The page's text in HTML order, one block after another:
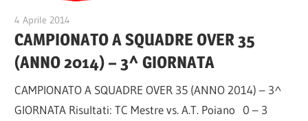
4 Aprile 2014
CAMPIONATO A SQUADRE OVER 35
(ANNO 2014) – 3^ GIORNATA
CAMPIONATO A SQUADRE OVER 35 (ANNO 2014) – 3^
GIORNATA Risultati: TC Mestre vs. A.T. Poiano 0 – 3